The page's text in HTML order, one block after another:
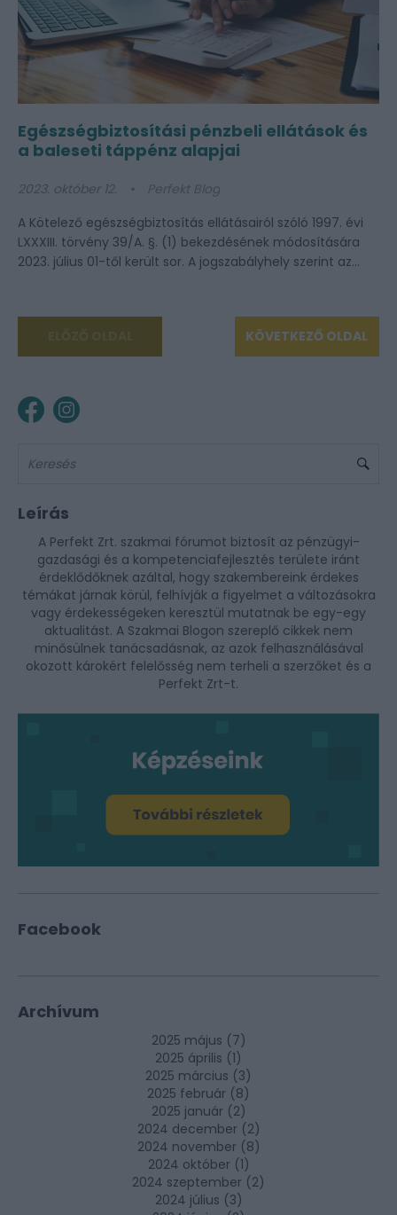
Egészségbiztosítási pénzbeli ellátások és
a baleseti táppénz alapjai
2023. október 12.
Perfekt Blog
A Kötelező egészségbiztosítás ellátásairól szóló 1997. évi
LXXXIII. törvény 39/A. §. (1) bekezdésének módosítására
2023. július 01-től került sor. A jogszabályhely szerint az...
KÖVETKEZŐ OLDAL
Leírás
A Perfekt Zrt. szakmai fórumot biztosít az pénzügyi-
gazdasági és a kompetenciafejlesztés területe iránt
érdeklődőknek azáltal, hogy szakembereink érdekes
témákat járnak körül, felhívják a figyelmet a változásokra
vagy érdekességeken keresztül mutatnak be egy-egy
aktualitást. A Szakmai Blogon szereplő cikkek nem
minősülnek tanácsadásnak, az azok felhasználásával
okozott károkért felelősség nem terheli a szerzőket és a
Perfekt Zrt-t.
Facebook
Archívum
2025 május (7)
2025 április (1)
2025 március (3)
2025 február (8)
2025 január (2)
2024 december (2)
2024 november (8)
2024 október (1)
2024 szeptember (2)
2024 július (3)